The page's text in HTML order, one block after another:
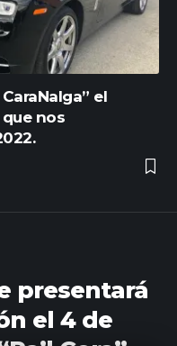
el
nos
presentará
el 4 de